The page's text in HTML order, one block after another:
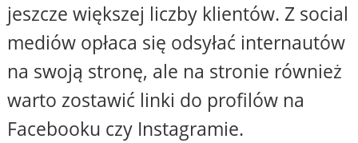
jeszcze większej liczby klientów. Z social
mediów opłaca się odsyłać internautów
na swoją stronę, ale na stronie również
warto zostawić linki do profilów na
Facebooku czy Instagramie.